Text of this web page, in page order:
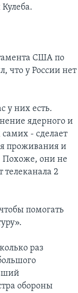
США по
что у России нет
у них есть.
ядерного и
- сделает
проживания и
Похоже, они не
телеканала 2
помогать
раз
обороны